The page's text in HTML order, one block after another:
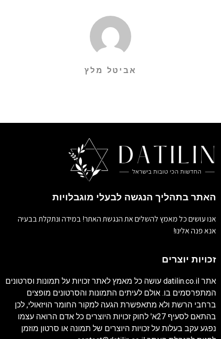
אביטל מלץ
האתר בתהליך הנגשה לבעלי מוגבלויות
אנו עושים כל מאמץ להשלים את הנגשת האתר! במידה ונתקלת בבעיה
אנא פנה אלינו!
זכויות יוצרים
אתר datilin.co.il עושה כל מאמץ לאתר זכויות על תמונות וסרטונים
המתפרסמים בו. אולם לעיתים התמונות והסרטונים מופצים
ברחבי הרשת ולא מתאפשרת הגעה למקור החומר הויזאולי, לכן
בהתאם לסעיף 27א' לחוק זכויות היוצרים כל אדם הרואה עצמו
נפגע עקב בעלות על זכויות היוצרים של תמונה או סרטון מוזמן